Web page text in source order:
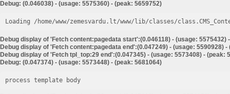
Debug: (0.046038) - (usage: 5575360) - (peak: 5659752)
Loading /home/www/zemesvardu.lt/www/lib/classes/
Debug display of 'Fetch content:pagedata start':(0.046118) - (usage: 5575432)
Debug display of 'Fetch content:pagedata end':(0.047249) - (usage: 5590928) -
Debug display of 'Fetch tpl_top:29 end':(0.047345) - (usage: 5573408) - (peak:
Debug: (0.047374) - (usage: 5573448) - (peak: 5681064)
process template body